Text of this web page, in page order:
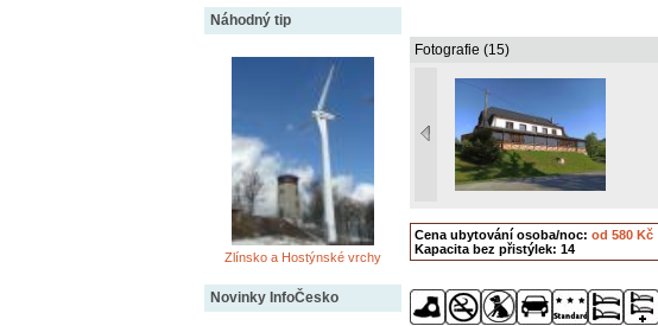
Náhodný tip
Zlínsko a Hostýnské vrchy
Novinky InfoČesko
Fotografie (15)
Cena ubytování osoba/noc: od 580 Kč
Kapacita bez přistýlek: 14